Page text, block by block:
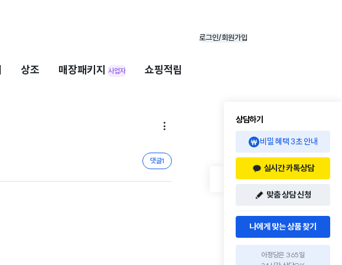
로그인/회원가입
상조 매장패키지 사업자 쇼핑적립

댓글1
상담하기
비밀 혜택 3초 안내
실시간 카톡상담
맞춤 상담 신청
나에게 맞는 상품 찾기
아정당은 365일